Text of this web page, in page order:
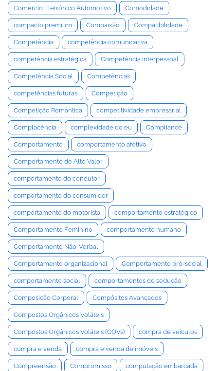
Comércio Eletrônico Automotivo Comodidade
compacto premium Compaixão Compatibilidade
Competência competência comunicativa
competência estratégica Competência interpessoal
Competência Social Competências
competências futuras Competição
Competição Romântica competitividade empresarial
Complacência complexidade do eu Compliance
Comportamento comportamento afetivo
Comportamento de Alto Valor
comportamento do condutor
comportamento do consumidor
comportamento do motorista comportamento estratégico
Comportamento Feminino comportamento humano
Comportamento Não-Verbal
Comportamento organizacional Comportamento pró-social
comportamento social comportamentos de sedução
Composição Corporal Compósitos Avançados
Compostos Orgânicos Voláteis
Compostos Orgânicos Voláteis (COVs) compra de veículos
compra e venda compra e venda de imóveis
Compreensão Compromisso computação embarcada